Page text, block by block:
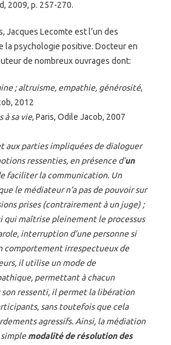
2009, p. 257-270.
Jacques Lecomte est l’un des
la psychologie positive. Docteur en
de nombreux ouvrages dont:
; altruisme, empathie, générosité,
2012
à sa vie, Paris, Odile Jacob, 2007
aux parties impliquées de dialoguer
ressenties, en présence d’un
faciliter la communication. Un
le médiateur n’a pas de pouvoir sur
prises (contrairement à un juge) ;
qui maîtrise pleinement le processus
interruption d’une personne si
comportement irrespectueux de
il utilise un mode de
permettant à chacun
son ressenti, il permet la libération
sans toutefois que cela
agressifs. Ainsi, la médiation
simplemodalité de résolution des